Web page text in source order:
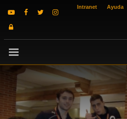
Intranet Ayuda